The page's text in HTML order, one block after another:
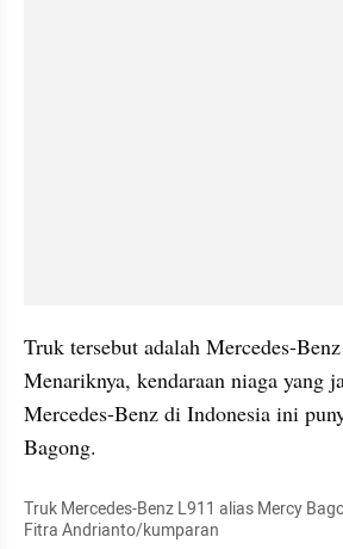
Truk tersebut adalah Mercedes-
Menariknya, kendaraan niaga yang
Mercedes-Benz di Indonesia ini
Bagong.
Truk Mercedes-Benz L911 alias Mercy
Fitra Andrianto/kumparan